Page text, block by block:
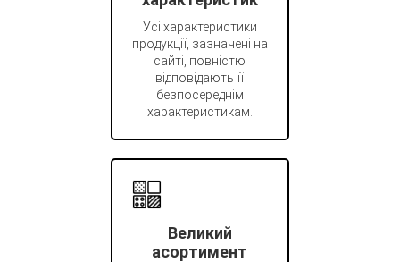
Усі характеристики
продукції, зазначені на
сайті, повністю
відповідають її
безпосереднім
характеристикам.
Великий
асортимент